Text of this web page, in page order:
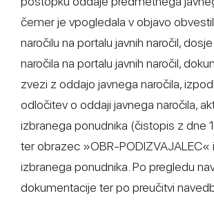
čemer je vpogledala v objavo
naročilu na portalu javnih naročil,
naročila na portalu javnih naročil,
zvezi z oddajo javnega naročila,
odločitev o oddaji javnega naročila,
izbranega ponudnika (čistopis z dne
ter obrazec »OBR-PODIZVAJALEC«
izbranega ponudnika. Po pregledu
dokumentacije ter po preučitvi